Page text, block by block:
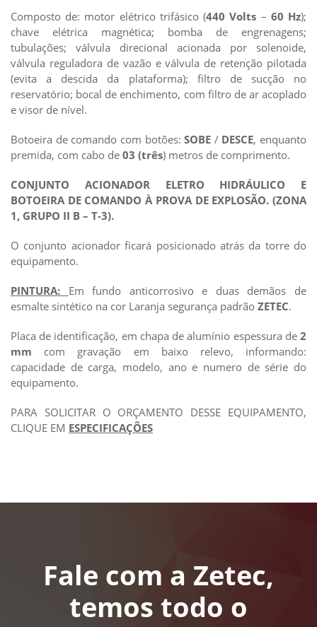
Composto de: motor elétrico trifásico (440 Volts – 60 Hz);
chave elétrica magnética; bomba de engrenagens;
tubulações; válvula direcional acionada por solenoide,
válvula reguladora de vazão e válvula de retenção pilotada
(evita a descida da plataforma); filtro de sucção no
reservatório; bocal de enchimento, com filtro de ar acoplado
e visor de nível.
Botoeira de comando com botões:SOBE / DESCE, enquanto
premida, com cabo de 03 (três) metros de comprimento.
CONJUNTO ACIONADOR ELETRO HIDRÁULICO E
BOTOEIRA DE COMANDO À PROVA DE EXPLOSÃO. (ZONA
1, GRUPO II B – T-3).
O conjunto acionador ficará posicionado atrás da torre do
equipamento.
PINTURA: Em fundo anticorrosivo e duas demãos de
esmalte sintético na cor Laranja segurança padrão ZETEC.
Placa de identificação, em chapa de alumínio espessura de 2
mm com gravação em baixo relevo, informando:
capacidade de carga, modelo, ano e numero de série do
equipamento.
PARA SOLICITAR O ORÇAMENTO DESSE EQUIPAMENTO,
CLIQUE EM ESPECIFICAÇÕES
Fale com a Zetec,
temos todo o